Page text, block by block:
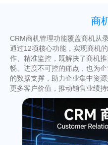
商
CRM商机管理功能覆盖商机从
通过12项核心功能，实现商机
作、精准监控，既解决了商机
畅、进度不可控的痛点，也为
的数据支撑，助力企业集中资
更多客户价值，推动销售业绩持